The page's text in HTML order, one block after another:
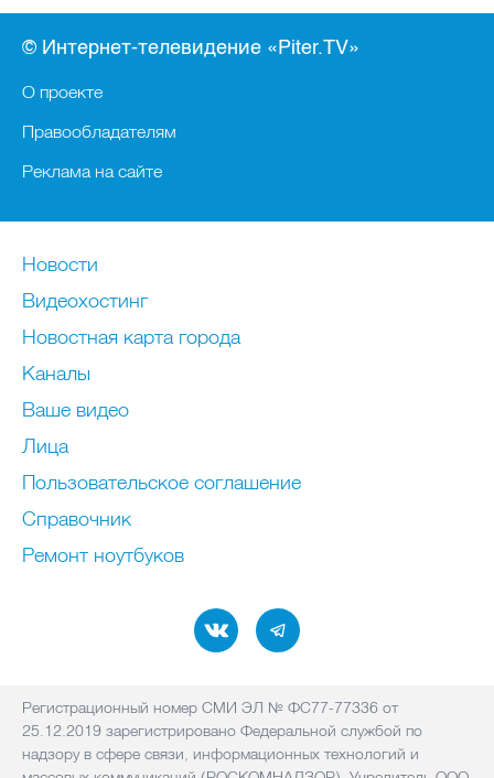
© Интернет-телевидение «Piter.TV»
О проекте
Правообладателям
Реклама на сайте
Новости
Видеохостинг
Новостная карта города
Каналы
Ваше видео
Лица
Пользовательское соглашение
Справочник
Ремонт нoутбуков
Регистрационный номер СМИ ЭЛ № ФС77-77336 от
25.12.2019 зарегистрировано Федеральной службой по
надзору в сфере связи, информационных технологий и